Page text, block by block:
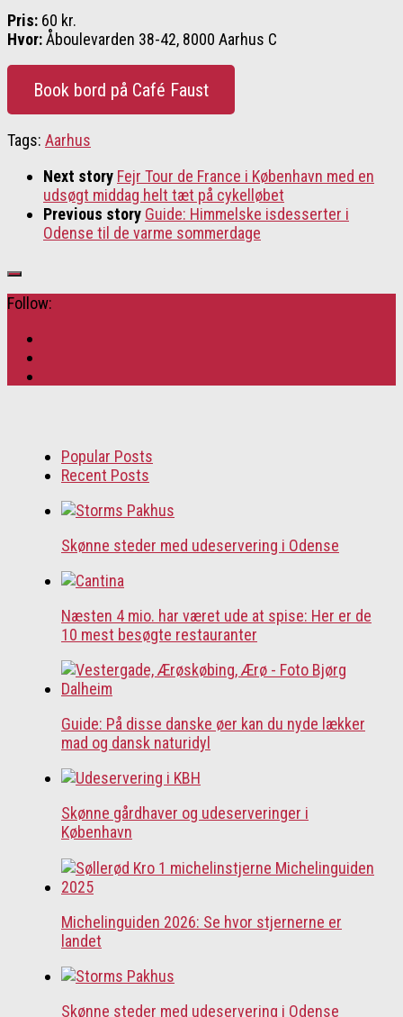
Pris: 60 kr.
Hvor:Åboulevarden 38-42, 8000 Aarhus C
Book bord på Café Faust
Tags: Aarhus
Next story Fejr Tour de France i København med en
udsøgt middag helt tæt på cykelløbet
Previous story Guide: Himmelske isdesserter i
Odense til de varme sommerdage
Follow:
Popular Posts
Recent Posts
Skønne steder med udeservering i Odense
Næsten 4 mio. har været ude at spise: Her er de
10 mest besøgte restauranter
Guide: På disse danske øer kan du nyde lækker
mad og dansk naturidyl
Skønne gårdhaver og udeserveringer i
København
Michelinguiden 2026: Se hvor stjernerne er
landet
Skønne steder med udeservering i Odense